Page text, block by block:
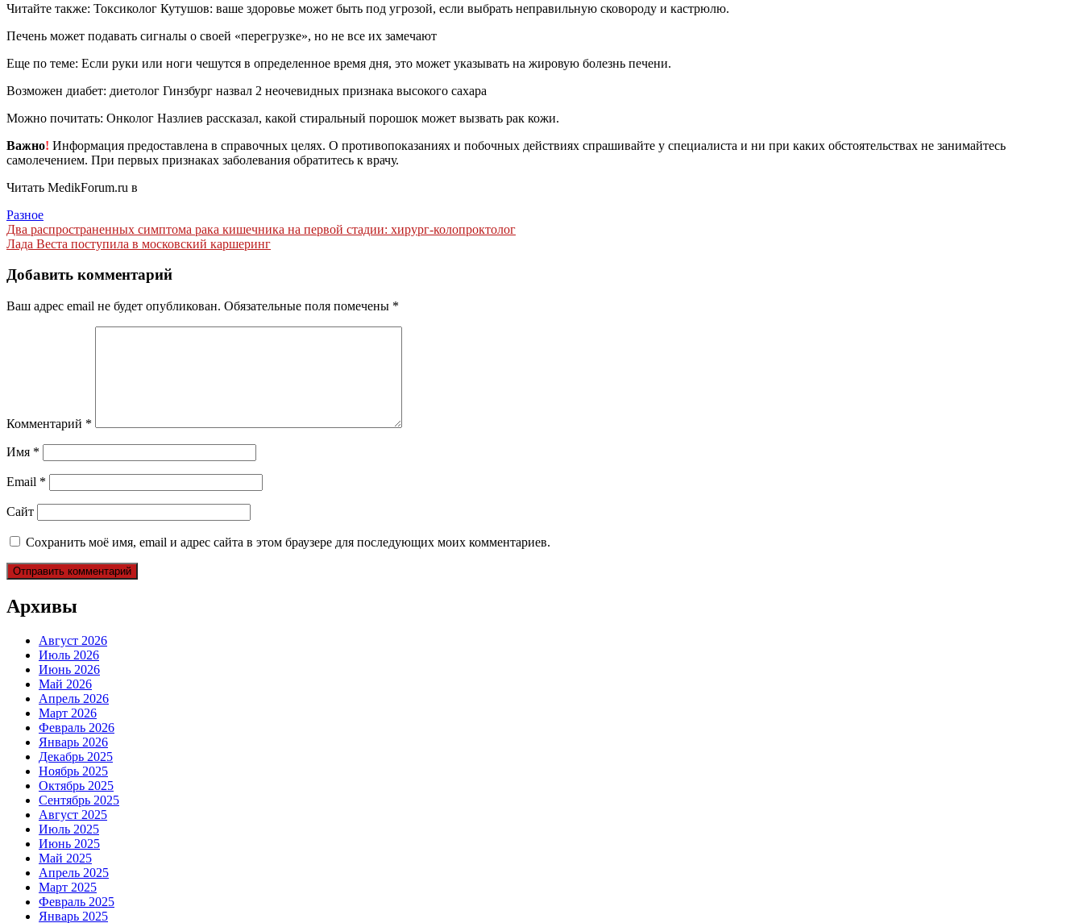
Читайте также: Токсиколог Кутушов: ваше здоровье может быть под угрозой, если выбрать неправильную сковороду и кастрюлю.
Печень может подавать сигналы о своей «перегрузке», но не все их замечают
Еще по теме: Если руки или ноги чешутся в определенное время дня, это может указывать на жировую болезнь печени.
Возможен диабет: диетолог Гинзбург назвал 2 неочевидных признака высокого сахара
Можно почитать: Онколог Назлиев рассказал, какой стиральный порошок может вызвать рак кожи.
Важно! Информация предоставлена в справочных целях. О противопоказаниях и побочных действиях спрашивайте у специалиста и ни при каких обстоятельствах не занимайтесь
самолечением. При первых признаках заболевания обратитесь к врачу.
Читать MedikForum.ru в
Разное
Навигация
по
записям
Два распространенных симптома рака кишечника на первой стадии: хирург-колопроктолог
Лада Веста поступила в московский каршеринг
Добавить комментарий
Ваш адрес email не будет опубликован. Обязательные поля помечены *
Комментарий *
Имя *
Email *
Сайт
Сохранить моё имя, email и адрес сайта в этом браузере для последующих моих комментариев.
Архивы
Август 2026
Июль 2026
Июнь 2026
Май 2026
Апрель 2026
Март 2026
Февраль 2026
Январь 2026
Декабрь 2025
Ноябрь 2025
Октябрь 2025
Сентябрь 2025
Август 2025
Июль 2025
Июнь 2025
Май 2025
Апрель 2025
Март 2025
Февраль 2025
Январь 2025